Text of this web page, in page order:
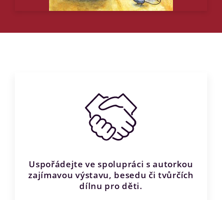
Uspořádejte ve spolupráci s autorkou
zajímavou výstavu, besedu či tvůrčích
dílnu pro děti.